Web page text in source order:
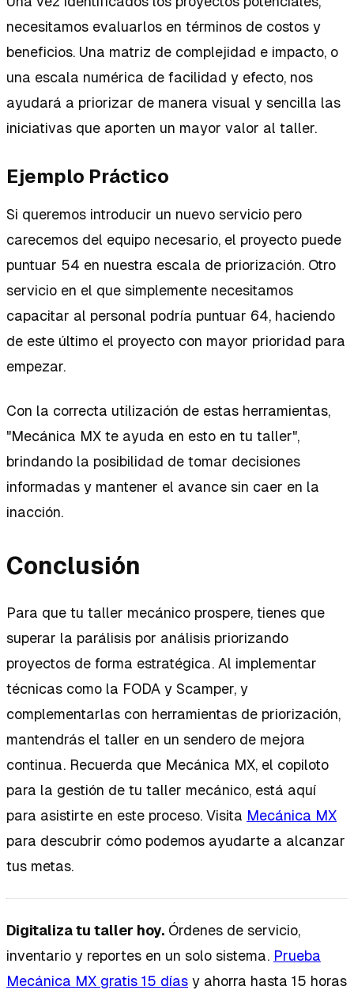
necesitamos evaluarlos en términos de costos y
beneficios. Una matriz de complejidad e impacto, o
una escala numérica de facilidad y efecto, nos
ayudará a priorizar de manera visual y sencilla las
iniciativas que aporten un mayor valor al taller.
Ejemplo Práctico
Si queremos introducir un nuevo servicio pero
carecemos del equipo necesario, el proyecto puede
puntuar 54 en nuestra escala de priorización. Otro
servicio en el que simplemente necesitamos
capacitar al personal podría puntuar 64, haciendo
de este último el proyecto con mayor prioridad para
empezar.
Con la correcta utilización de estas herramientas,
"Mecánica MX te ayuda en esto en tu taller",
brindando la posibilidad de tomar decisiones
informadas y mantener el avance sin caer en la
inacción.
Conclusión
Para que tu taller mecánico prospere, tienes que
superar la parálisis por análisis priorizando
proyectos de forma estratégica. Al implementar
técnicas como la FODA y Scamper, y
complementarlas con herramientas de priorización,
mantendrás el taller en un sendero de mejora
continua. Recuerda que Mecánica MX, el copiloto
para la gestión de tu taller mecánico, está aquí
para asistirte en este proceso. Visita Mecánica MX
para descubrir cómo podemos ayudarte a alcanzar
tus metas.
Digitaliza tu taller hoy. Órdenes de servicio,
inventario y reportes en un solo sistema. Prueba
Mecánica MX gratis 15 días y ahorra hasta 15 horas